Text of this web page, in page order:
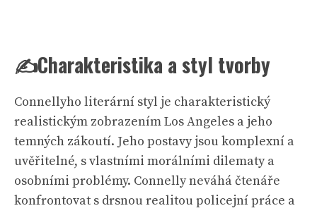
✍️Charakteristika a styl tvorby
Connellyho literární styl je charakteristický
realistickým zobrazením Los Angeles a jeho
temných zákoutí. Jeho postavy jsou komplexní a
uvěřitelné, s vlastními morálními dilematy a
osobními problémy. Connelly neváhá čtenáře
konfrontovat s drsnou realitou policejní práce a